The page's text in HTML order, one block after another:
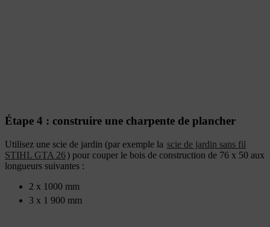
Étape 4 : construire une charpente de plancher
Utilisez une scie de jardin (par exemple la scie de jardin sans fil
STIHL GTA 26) pour couper le bois de construction de 76 x 50 aux
longueurs suivantes :
2 x 1000 mm
3 x 1 900 mm